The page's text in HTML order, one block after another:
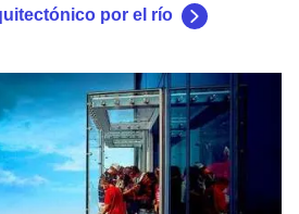
por el río
The Ledge en Skydeck